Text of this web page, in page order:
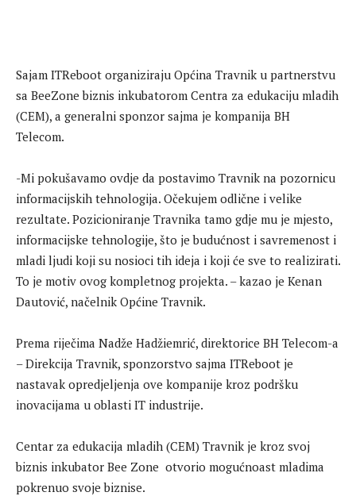
Sajam ITReboot organiziraju Općina Travnik u partnerstvu
sa BeeZone biznis inkubatorom Centra za edukaciju mladih
(CEM), a generalni sponzor sajma je kompanija BH
Telecom.
-Mi pokušavamo ovdje da postavimo Travnik na pozornicu
informacijskih tehnologija. Očekujem odlične i velike
rezultate. Pozicioniranje Travnika tamo gdje mu je mjesto,
informacijske tehnologije, što je budućnost i savremenost i
mladi ljudi koji su nosioci tih ideja i koji će sve to realizirati.
To je motiv ovog kompletnog projekta. – kazao je Kenan
Dautović, načelnik Općine Travnik.
Prema riječima Nadže Hadžiemrić, direktorice BH Telecom-a
– Direkcija Travnik, sponzorstvo sajma ITReboot je
nastavak opredjeljenja ove kompanije kroz podršku
inovacijama u oblasti IT industrije.
Centar za edukacija mladih (CEM) Travnik je kroz svoj
biznis inkubator Bee Zone otvorio mogućnoast mladima
pokrenuo svoje biznise.